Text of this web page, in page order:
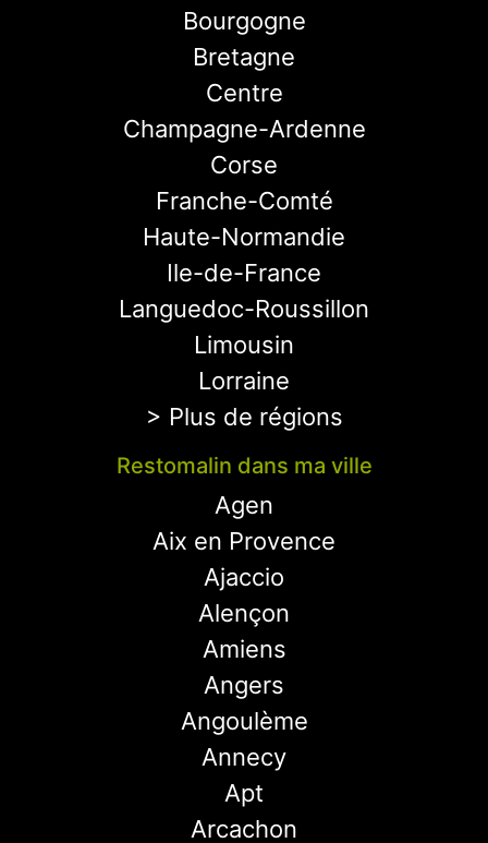
Bourgogne
Bretagne
Centre
Champagne-Ardenne
Corse
Franche-Comté
Haute-Normandie
Ile-de-France
Languedoc-Roussillon
Limousin
Lorraine
> Plus de régions
Restomalin dans ma ville
Agen
Aix en Provence
Ajaccio
Alençon
Amiens
Angers
Angoulème
Annecy
Apt
Arcachon